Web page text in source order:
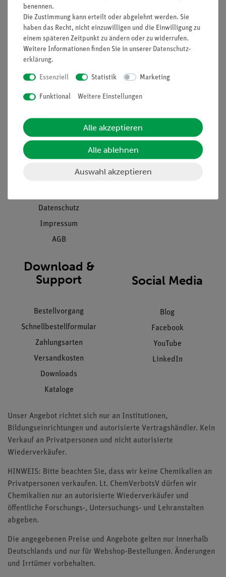
Nach oben
Informationen
Projekte und Lösungen
Stellenangebote
Datenschutz
Impressum
AGB
Service
Beratung & Showroom
Inventarisierungs- &
Einräumservice
Inbetriebnahme & Schulungen
Download &
Support
Bestellvorgang
Schnellbestellformular
Zahlungsarten
Versandkosten
Downloads
Kataloge
Social Media
Blog
Facebook
YouTube
LinkedIn
Unser Angebot richtet sich nur an Institutionen,
Bildungseinrichtungen und autorisierte Vertragshändler. Kein
Verkauf an Privatpersonen und nicht autorisierte
Wiederverkäufer.
HINWEIS: Bitte beachten Sie, dass wir keine Chemikalien an
Privatpersonen verkaufen. Lt. ChemVerbotsV dürfen wir
Chemikalien nur an autorisierte Wiederverkäufer und
öffentliche Forschungs-, Untersuchungs- und Lehranstalten
abgeben.
Die angegebenen Preise und Angebote gelten nur innerhalb
Deutschlands und nur für Webshop-Bestellungen. Änderungen
und Irrtümer vorbehalten.
benennen.
Die Zustimmung kann erteilt oder abgelehnt werden. Sie
haben das Recht, nicht einzuwilligen und die Einwilligung zu
einem späteren Zeitpunkt zu ändern oder zu widerrufen.
Weitere Informationen finden Sie in unserer Daten­schutz­
erklärung.
Essenziell Statistik Marketing
Funktional Weitere Einstellungen
Alle akzeptieren
Alle ablehnen
Auswahl akzeptieren